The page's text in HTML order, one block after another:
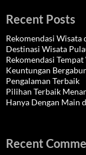
Recent Posts
Rekomendasi
Destinasi Wisata
Rekomendasi
Keuntungan
Pengalaman Terbaik
Pilihan Terbaik
Hanya Dengan Main
Recent